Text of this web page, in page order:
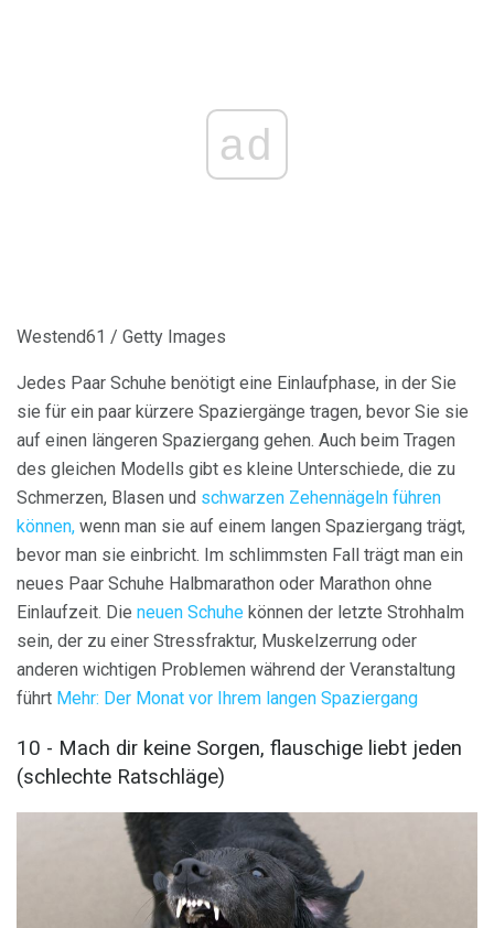
ad
Westend61 / Getty Images
Jedes Paar Schuhe benötigt eine Einlaufphase, in der Sie
sie für ein paar kürzere Spaziergänge tragen, bevor Sie sie
auf einen längeren Spaziergang gehen. Auch beim Tragen
des gleichen Modells gibt es kleine Unterschiede, die zu
Schmerzen, Blasen und schwarzen Zehennägeln führen
können, wenn man sie auf einem langen Spaziergang trägt,
bevor man sie einbricht. Im schlimmsten Fall trägt man ein
neues Paar Schuhe Halbmarathon oder Marathon ohne
Einlaufzeit. Die neuen Schuhe können der letzte Strohhalm
sein, der zu einer Stressfraktur, Muskelzerrung oder
anderen wichtigen Problemen während der Veranstaltung
führt Mehr: Der Monat vor Ihrem langen Spaziergang
10 - Mach dir keine Sorgen, flauschige liebt jeden
(schlechte Ratschläge)